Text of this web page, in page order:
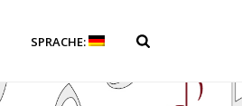
SPRACHE: